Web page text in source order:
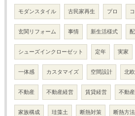
モダンスタイル 古民家再生 プロ
玄関リフォーム 事情 新生活様式
シューズインクローゼット 定年 実家
一体感 カスタマイズ 空間設計 北
不動産 不動産経営 賃貸経営 不動
家族構成 珪藻土 断熱対策 断熱方法